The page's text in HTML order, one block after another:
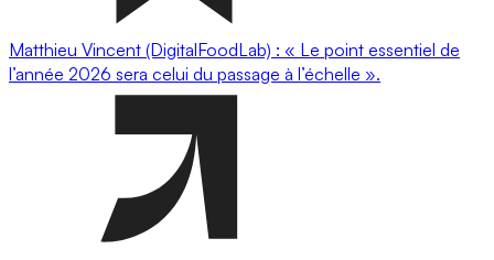
Matthieu Vincent (DigitalFoodLab) : « Le point essentiel de
l’année 2026 sera celui du passage à l’échelle ».